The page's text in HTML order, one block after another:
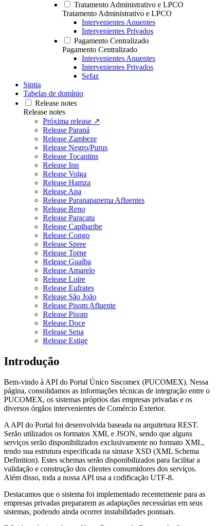
Tratamento Administrativo e LPCO
Tratamento Administrativo e LPCO
Intervenientes Anuentes
Intervenientes Privados
Pagamento Centralizado
Pagamento Centralizado
Intervenientes Anuentes
Intervenientes Privados
Sefaz
Sintia
Tabelas de domínio
Release notes
Release notes
Próxima release ↗
Release Paraná
Release Zambeze
Release Negro/Purus
Release Tocantins
Release Inn
Release Volga
Release Hamza
Release Apa
Release Paranapanema Afluentes
Release Reno
Release Paracatu
Release Capibaribe
Release Congo
Release Spree
Release Torne
Release Guaíba
Release Amarelo
Release Loire
Release Eufrates
Release São João
Release Pisom Afluente
Release Pisom
Release Doce
Release Sena
Release Estige
Introdução
Bem-vindo à API do Portal Único Siscomex (PUCOMEX). Nessa
página, consolidamos as informações técnicas de integração entre o
PUCOMEX, os sistemas próprios das empresas privadas e os
diversos órgãos intervenientes de Comércio Exterior.
A API do Portal foi desenvolvida baseada na arquitetura REST.
Serão utilizados os formatos XML e JSON, sendo que alguns
serviços serão disponibilizados exclusivamente no formato XML,
tendo sua estrutura especificada na sintaxe XSD (XML Schema
Definition). Estes schemas serão disponibilizados para facilitar a
validação e construção dos clientes consumidores dos serviços.
Além disso, toda a nossa API usa a codificação UTF-8.
Destacamos que o sistema foi implementado recentemente para as
empresas privadas prepararem as adaptações necessárias em seus
sistemas, podendo ainda ocorrer instabilidades pontuais.